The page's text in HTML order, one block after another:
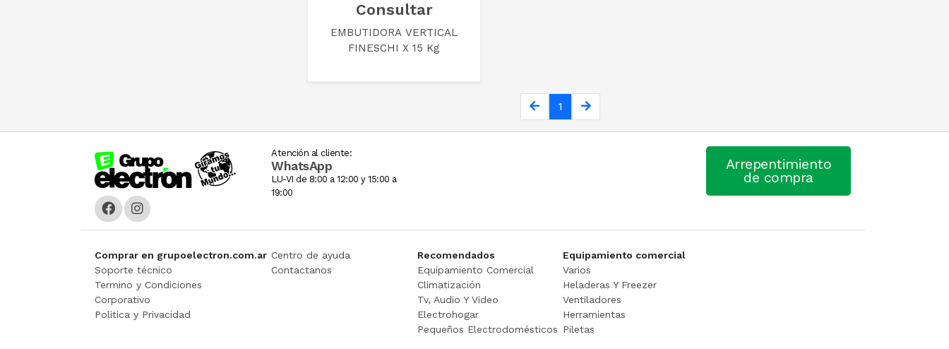
Consultar
EMBUTIDORA VERTICAL
FINESCHI X 15 Kg
1
Atención al cliente:
WhatsApp
LU-VI de 8:00 a 12:00 y 15:00 a
19:00
Arrepentimiento
de compra
Comprar en grupoelectron.com.ar
Soporte técnico
Termino y Condiciones
Corporativo
Politica y Privacidad
Centro de ayuda
Contactanos
Recomendados
Equipamiento Comercial
Climatización
Tv, Audio Y Video
Electrohogar
Pequeños Electrodomésticos
Equipamiento comercial
Varios
Heladeras Y Freezer
Ventiladores
Herramientas
Piletas